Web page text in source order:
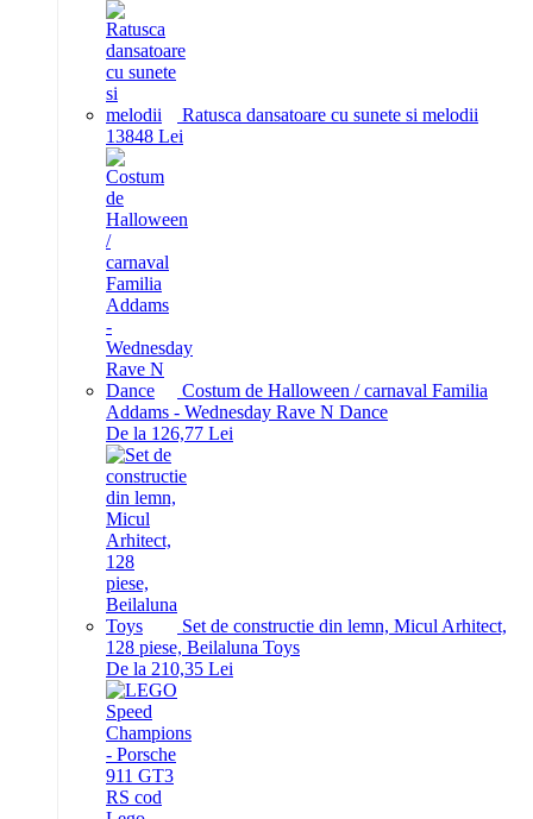
Ratusca dansatoare cu sunete si melodii
13848 Lei
Costum de Halloween / carnaval Familia
Addams - Wednesday Rave N Dance
De la 126,77 Lei
Set de constructie din lemn, Micul Arhitect,
128 piese, Beilaluna Toys
De la 210,35 Lei